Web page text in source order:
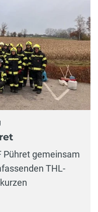
Pühret gemeinsam
THL-